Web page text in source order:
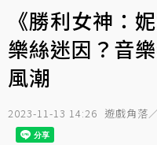
《勝利女神：
樂絲迷因？音
風潮
2023-11-13 14:26 遊戲角落